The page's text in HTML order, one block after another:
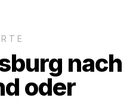
nach
oder